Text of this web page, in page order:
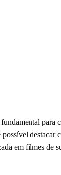
para
destacar
em filmes de